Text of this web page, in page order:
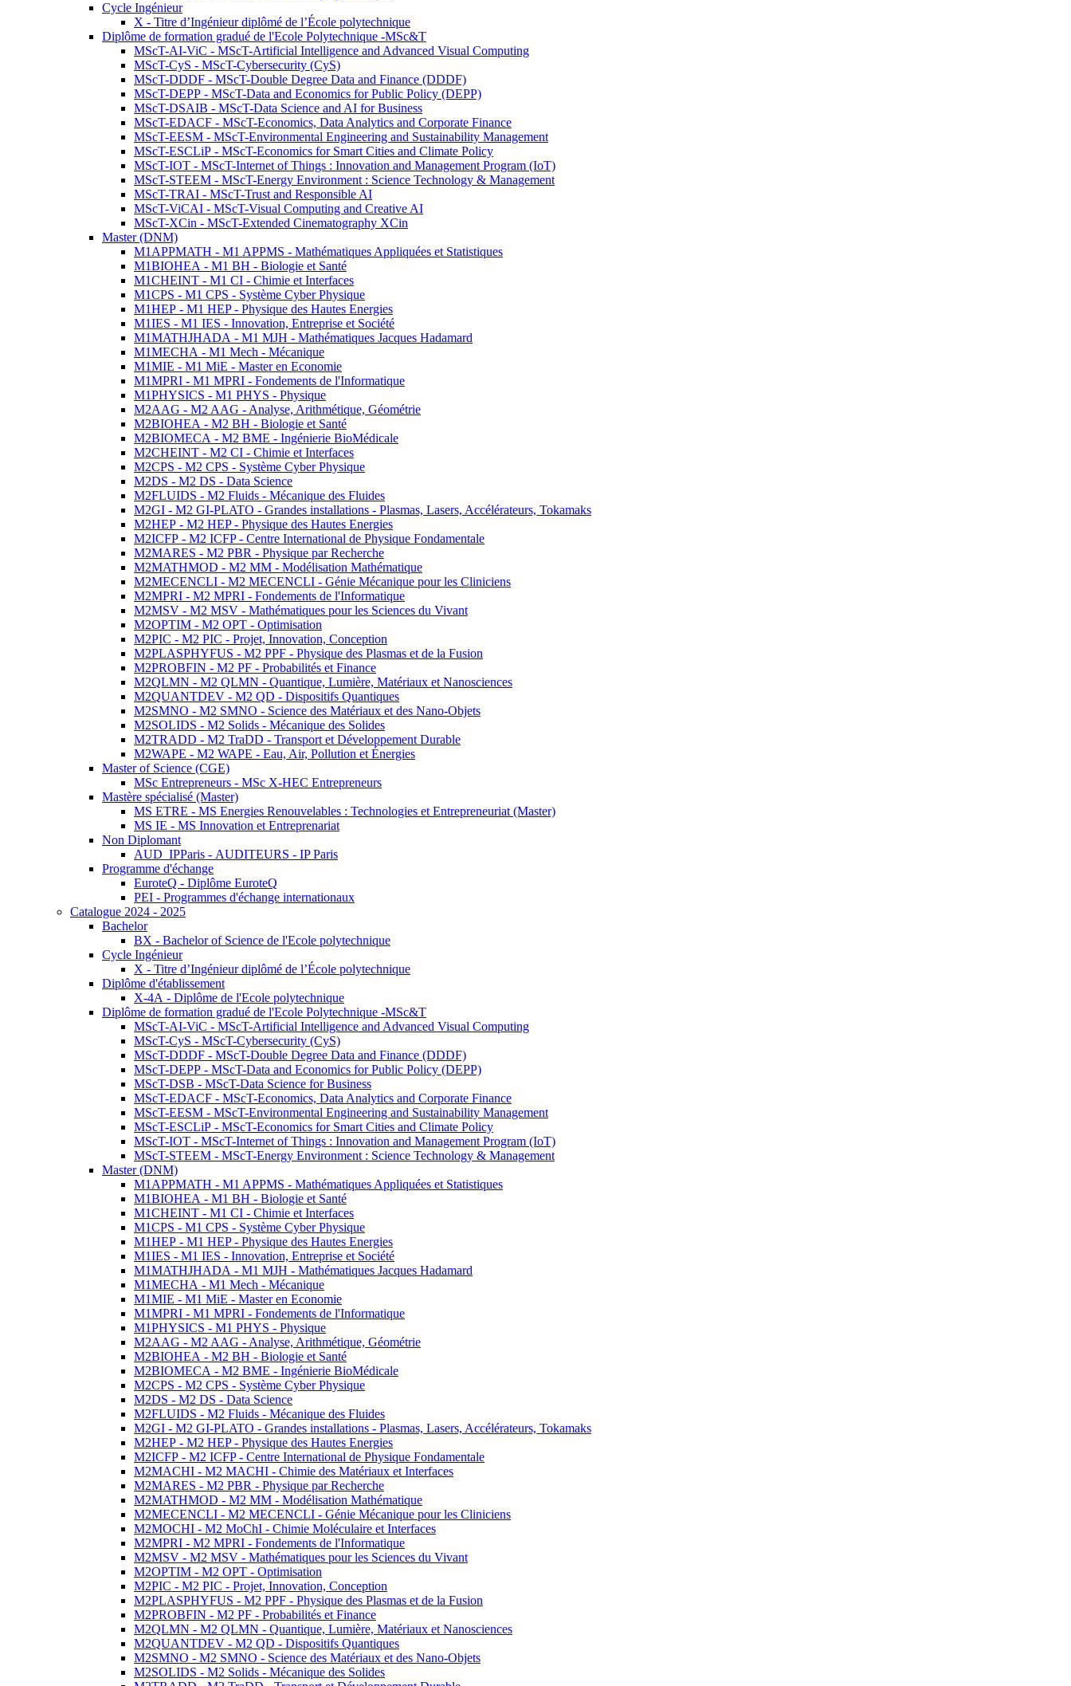
Cycle Ingénieur
X - Titre d’Ingénieur diplômé de l’École polytechnique
Diplôme de formation gradué de l'Ecole Polytechnique -MSc&T
MScT-AI-ViC - MScT-Artificial Intelligence and Advanced Visual Computing
MScT-CyS - MScT-Cybersecurity (CyS)
MScT-DDDF - MScT-Double Degree Data and Finance (DDDF)
MScT-DEPP - MScT-Data and Economics for Public Policy (DEPP)
MScT-DSAIB - MScT-Data Science and AI for Business
MScT-EDACF - MScT-Economics, Data Analytics and Corporate Finance
MScT-EESM - MScT-Environmental Engineering and Sustainability Management
MScT-ESCLiP - MScT-Economics for Smart Cities and Climate Policy
MScT-IOT - MScT-Internet of Things : Innovation and Management Program (IoT)
MScT-STEEM - MScT-Energy Environment : Science Technology & Management
MScT-TRAI - MScT-Trust and Responsible AI
MScT-ViCAI - MScT-Visual Computing and Creative AI
MScT-XCin - MScT-Extended Cinematography XCin
Master (DNM)
M1APPMATH - M1 APPMS - Mathématiques Appliquées et Statistiques
M1BIOHEA - M1 BH - Biologie et Santé
M1CHEINT - M1 CI - Chimie et Interfaces
M1CPS - M1 CPS - Système Cyber Physique
M1HEP - M1 HEP - Physique des Hautes Energies
M1IES - M1 IES - Innovation, Entreprise et Société
M1MATHJHADA - M1 MJH - Mathématiques Jacques Hadamard
M1MECHA - M1 Mech - Mécanique
M1MIE - M1 MiE - Master en Economie
M1MPRI - M1 MPRI - Fondements de l'Informatique
M1PHYSICS - M1 PHYS - Physique
M2AAG - M2 AAG - Analyse, Arithmétique, Géométrie
M2BIOHEA - M2 BH - Biologie et Santé
M2BIOMECA - M2 BME - Ingénierie BioMédicale
M2CHEINT - M2 CI - Chimie et Interfaces
M2CPS - M2 CPS - Système Cyber Physique
M2DS - M2 DS - Data Science
M2FLUIDS - M2 Fluids - Mécanique des Fluides
M2GI - M2 GI-PLATO - Grandes installations - Plasmas, Lasers, Accélérateurs, Tokamaks
M2HEP - M2 HEP - Physique des Hautes Energies
M2ICFP - M2 ICFP - Centre International de Physique Fondamentale
M2MARES - M2 PBR - Physique par Recherche
M2MATHMOD - M2 MM - Modélisation Mathématique
M2MECENCLI - M2 MECENCLI - Génie Mécanique pour les Cliniciens
M2MPRI - M2 MPRI - Fondements de l'Informatique
M2MSV - M2 MSV - Mathématiques pour les Sciences du Vivant
M2OPTIM - M2 OPT - Optimisation
M2PIC - M2 PIC - Projet, Innovation, Conception
M2PLASPHYFUS - M2 PPF - Physique des Plasmas et de la Fusion
M2PROBFIN - M2 PF - Probabilités et Finance
M2QLMN - M2 QLMN - Quantique, Lumière, Matériaux et Nanosciences
M2QUANTDEV - M2 QD - Dispositifs Quantiques
M2SMNO - M2 SMNO - Science des Matériaux et des Nano-Objets
M2SOLIDS - M2 Solids - Mécanique des Solides
M2TRADD - M2 TraDD - Transport et Développement Durable
M2WAPE - M2 WAPE - Eau, Air, Pollution et Énergies
Master of Science (CGE)
MSc Entrepreneurs - MSc X-HEC Entrepreneurs
Mastère spécialisé (Master)
MS ETRE - MS Energies Renouvelables : Technologies et Entrepreneuriat (Master)
MS IE - MS Innovation et Entreprenariat
Non Diplomant
AUD_IPParis - AUDITEURS - IP Paris
Programme d'échange
EuroteQ - Diplôme EuroteQ
PEI - Programmes d'échange internationaux
Catalogue 2024 - 2025
Bachelor
BX - Bachelor of Science de l'Ecole polytechnique
Cycle Ingénieur
X - Titre d’Ingénieur diplômé de l’École polytechnique
Diplôme d'établissement
X-4A - Diplôme de l'Ecole polytechnique
Diplôme de formation gradué de l'Ecole Polytechnique -MSc&T
MScT-AI-ViC - MScT-Artificial Intelligence and Advanced Visual Computing
MScT-CyS - MScT-Cybersecurity (CyS)
MScT-DDDF - MScT-Double Degree Data and Finance (DDDF)
MScT-DEPP - MScT-Data and Economics for Public Policy (DEPP)
MScT-DSB - MScT-Data Science for Business
MScT-EDACF - MScT-Economics, Data Analytics and Corporate Finance
MScT-EESM - MScT-Environmental Engineering and Sustainability Management
MScT-ESCLiP - MScT-Economics for Smart Cities and Climate Policy
MScT-IOT - MScT-Internet of Things : Innovation and Management Program (IoT)
MScT-STEEM - MScT-Energy Environment : Science Technology & Management
Master (DNM)
M1APPMATH - M1 APPMS - Mathématiques Appliquées et Statistiques
M1BIOHEA - M1 BH - Biologie et Santé
M1CHEINT - M1 CI - Chimie et Interfaces
M1CPS - M1 CPS - Système Cyber Physique
M1HEP - M1 HEP - Physique des Hautes Energies
M1IES - M1 IES - Innovation, Entreprise et Société
M1MATHJHADA - M1 MJH - Mathématiques Jacques Hadamard
M1MECHA - M1 Mech - Mécanique
M1MIE - M1 MiE - Master en Economie
M1MPRI - M1 MPRI - Fondements de l'Informatique
M1PHYSICS - M1 PHYS - Physique
M2AAG - M2 AAG - Analyse, Arithmétique, Géométrie
M2BIOHEA - M2 BH - Biologie et Santé
M2BIOMECA - M2 BME - Ingénierie BioMédicale
M2CPS - M2 CPS - Système Cyber Physique
M2DS - M2 DS - Data Science
M2FLUIDS - M2 Fluids - Mécanique des Fluides
M2GI - M2 GI-PLATO - Grandes installations - Plasmas, Lasers, Accélérateurs, Tokamaks
M2HEP - M2 HEP - Physique des Hautes Energies
M2ICFP - M2 ICFP - Centre International de Physique Fondamentale
M2MACHI - M2 MACHI - Chimie des Matériaux et Interfaces
M2MARES - M2 PBR - Physique par Recherche
M2MATHMOD - M2 MM - Modélisation Mathématique
M2MECENCLI - M2 MECENCLI - Génie Mécanique pour les Cliniciens
M2MOCHI - M2 MoChI - Chimie Moléculaire et Interfaces
M2MPRI - M2 MPRI - Fondements de l'Informatique
M2MSV - M2 MSV - Mathématiques pour les Sciences du Vivant
M2OPTIM - M2 OPT - Optimisation
M2PIC - M2 PIC - Projet, Innovation, Conception
M2PLASPHYFUS - M2 PPF - Physique des Plasmas et de la Fusion
M2PROBFIN - M2 PF - Probabilités et Finance
M2QLMN - M2 QLMN - Quantique, Lumière, Matériaux et Nanosciences
M2QUANTDEV - M2 QD - Dispositifs Quantiques
M2SMNO - M2 SMNO - Science des Matériaux et des Nano-Objets
M2SOLIDS - M2 Solids - Mécanique des Solides